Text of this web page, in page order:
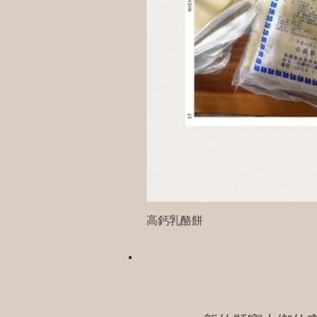
高鈣乳酪餅